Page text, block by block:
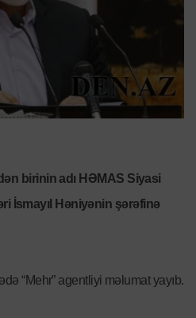
birinin adı HƏMAS Siyasi
İsmayıl Həniyənin şərəfinə
“Mehr” agentliyi məlumat yayıb.